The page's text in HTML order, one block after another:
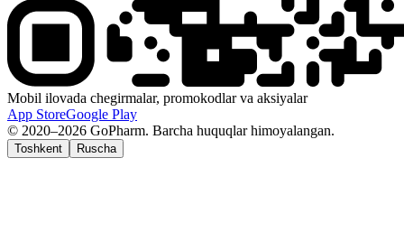
Mobil ilovada chegirmalar, promokodlar va aksiyalar
App StoreGoogle Play
© 2020–2026 GoPharm. Barcha huquqlar himoyalangan.
Toshkent Ruscha